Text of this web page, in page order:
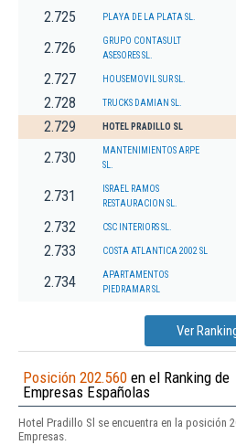
2.725 PLAYA DE LA PLATA SL.
2.726
GRUPO CONTASULT
ASESORES SL.
2.727 HOUSEMOVIL SUR SL.
2.728 TRUCKS DAMIAN SL.
2.729 HOTEL PRADILLO SL
2.730
MANTENIMIENTOS ARPE
SL.
2.731
ISRAEL RAMOS
RESTAURACION SL.
2.732 CSC INTERIORS SL.
2.733 COSTA ATLANTICA 2002 SL
2.734
APARTAMENTOS
PIEDRAMAR SL
Ver
Posición 202.560 en el Ranking de
Empresas Españolas
Hotel Pradillo Sl se encuentra en la posición
Empresas.